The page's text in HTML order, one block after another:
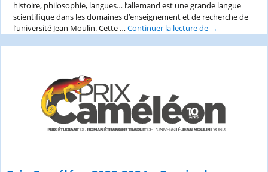
histoire, philosophie, langues… l’allemand est une grande langue
scientifique dans les domaines d’enseignement et de recherche de
l’université Jean Moulin. Cette …Continuer la lecture de [Lyon
→